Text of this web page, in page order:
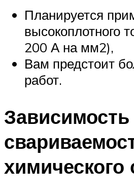
Планируется
высокоплотного
200 А на мм2),
Вам предстоит
работ.
Зависимость
химического